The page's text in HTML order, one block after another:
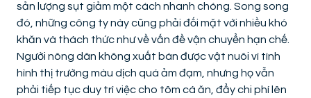
sản lượng sụt giảm một cách nhanh chóng. Song song
đó, những công ty này cũng phải đối mặt với nhiều khó
khăn và thách thức như về vấn đề vận chuyển hạn chế.
Người nông dân không xuất bán được vật nuôi vì tình
hình thị trường màu dịch quá ảm đạm, nhưng họ vẫn
phải tiếp tục duy trì việc cho tôm cá ăn, đẩy chi phí lên